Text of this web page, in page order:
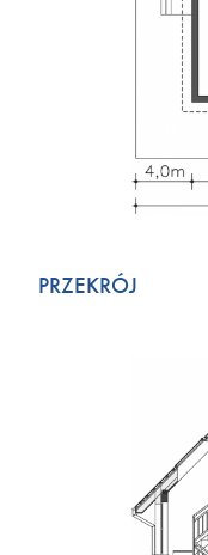
PRZEKRÓJ